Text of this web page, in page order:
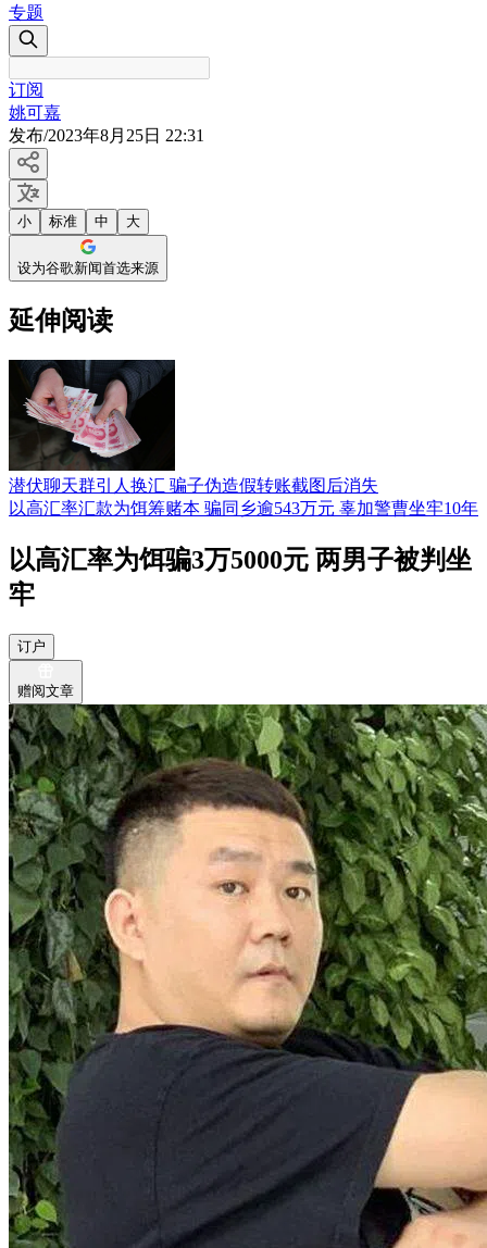
专题
订阅
姚可嘉
发布/2023年8月25日 22:31
小 标准 中 大
设为谷歌新闻首选来源
延伸阅读
潜伏聊天群引人换汇 骗子伪造假转账截图后消失
以高汇率汇款为饵筹赌本 骗同乡逾543万元 辜加警曹坐牢10年
以高汇率为饵骗3万5000元 两男子被判坐
牢
订户
赠阅文章